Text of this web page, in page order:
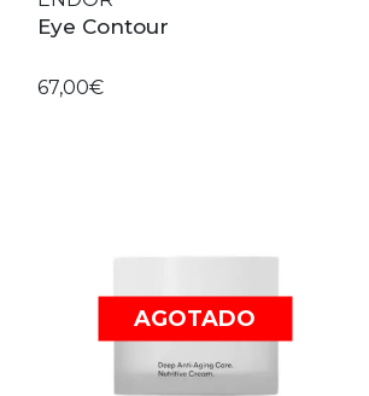
Eye Contour
67,00€
AGOTADO